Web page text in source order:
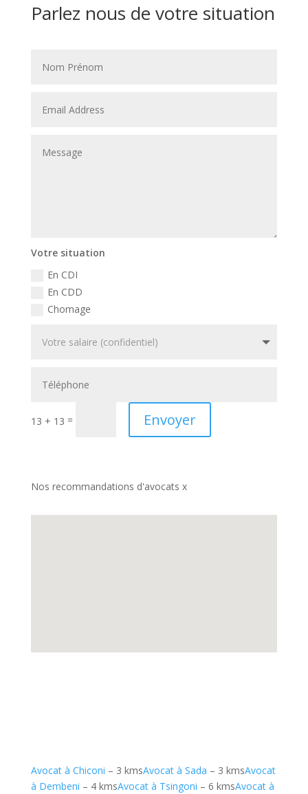
Parlez nous de votre situation
Votre situation
En CDI
En CDD
Chomage
13 + 13 = Envoyer
Nos recommandations d'avocats x
Avocat à Chiconi – 3 kmsAvocat à Sada – 3 kmsAvocat
à Dembeni – 4 kmsAvocat à Tsingoni – 6 kmsAvocat à